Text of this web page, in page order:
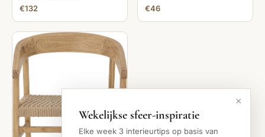
€132
€46
×
Wekelijkse sfeer-inspiratie
Elke week 3 interieurtips op basis van